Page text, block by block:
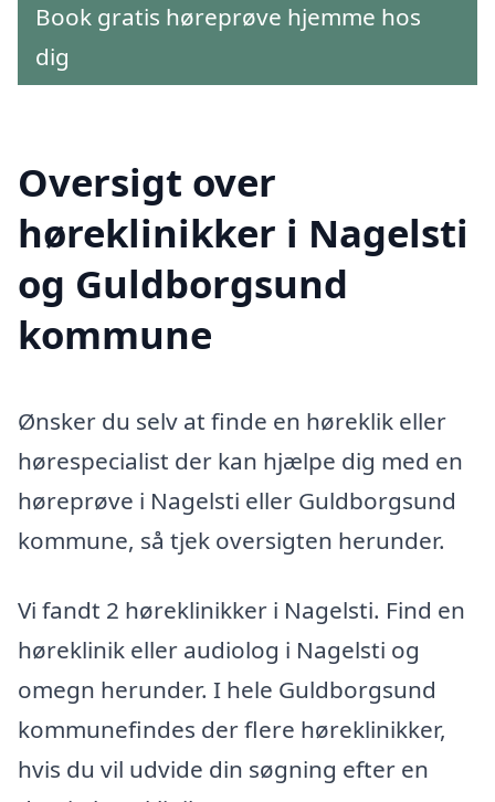
Book gratis høreprøve hjemme hos
dig
Oversigt over
høreklinikker i Nagelsti
og Guldborgsund
kommune
Ønsker du selv at finde en høreklik eller
hørespecialist der kan hjælpe dig med en
høreprøve i Nagelsti eller Guldborgsund
kommune, så tjek oversigten herunder.
Vi fandt 2 høreklinikker i Nagelsti. Find en
høreklinik eller audiolog i Nagelsti og
omegn herunder. I hele Guldborgsund
kommunefindes der flere høreklinikker,
hvis du vil udvide din søgning efter en